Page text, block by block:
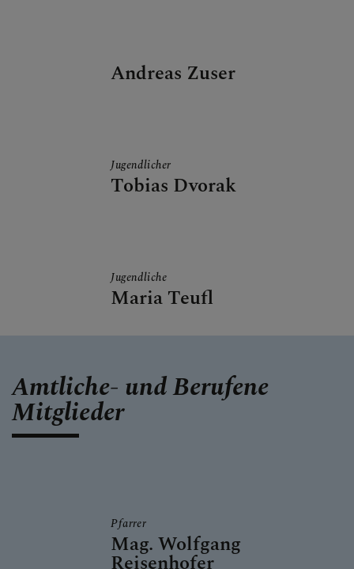
Andreas Zuser
Jugendlicher
Tobias Dvorak
Jugendliche
Maria Teufl
Amtliche- und Berufene
Mitglieder
Pfarrer
Mag. Wolfgang